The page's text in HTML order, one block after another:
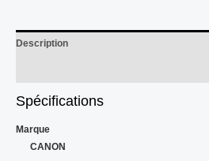
Description
Spécifications
Marque
CANON